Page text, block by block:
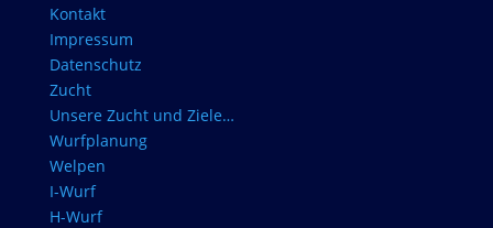
Kontakt
Impressum
Datenschutz
Zucht
Unsere Zucht und Ziele…
Wurfplanung
Welpen
I-Wurf
H-Wurf